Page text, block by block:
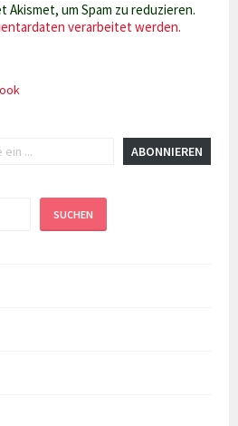
Akismet, um Spam zu reduzieren.
verarbeitet werden.
ABONNIEREN
SUCHEN